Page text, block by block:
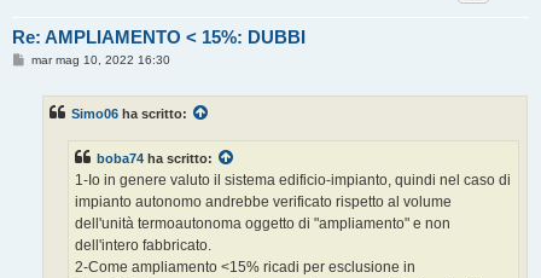
Re: AMPLIAMENTO < 15%: DUBBI
Mmar mag 10, 2022 16:30
Simo06 ha scritto:
boba74 ha scritto:
1-Io in genere valuto il sistema edificio-impianto, quindi nel caso di
impianto autonomo andrebbe verificato rispetto al volume
dell'unità termoautonoma oggetto di "ampliamento" e non
dell'intero fabbricato.
2-Come ampliamento <15% ricadi per esclusione in